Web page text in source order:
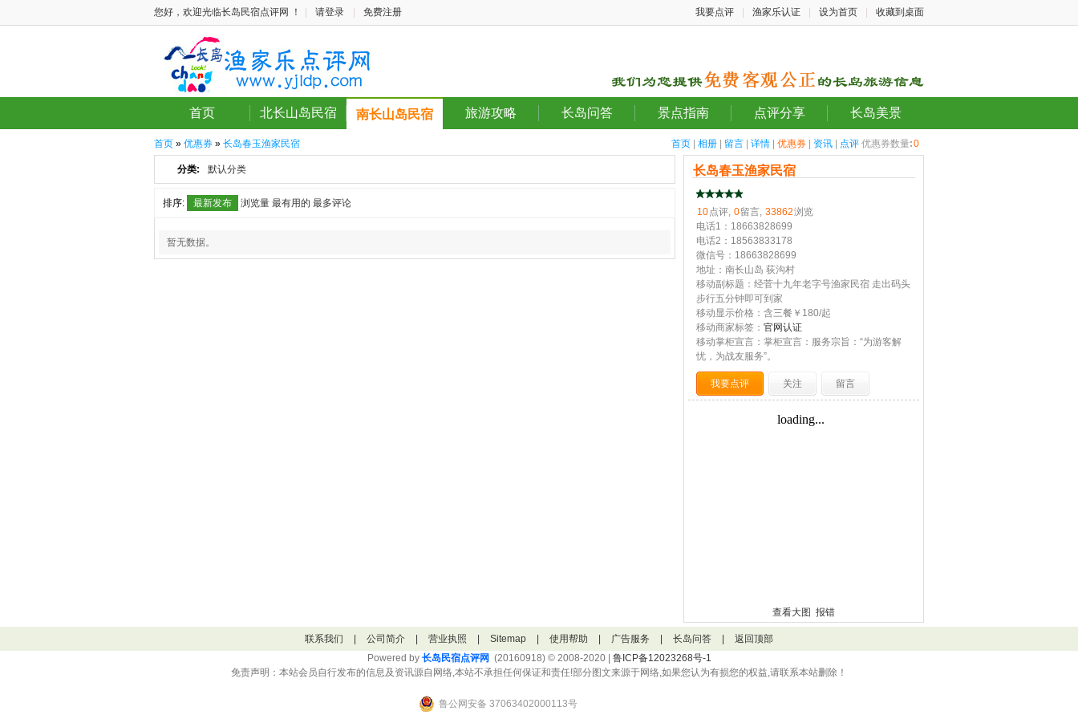
您好，欢迎光临长岛民宿点评网 ！ 请登录 免费注册 我要点评 渔家乐认证 设为首页 收藏到桌面
首页 北长山岛民宿 南长山岛民宿 旅游攻略 长岛问答 景点指南 点评分享 长岛美景
首页 相册 留言 详情 优惠券 资讯 点评 优惠券数量:0
首页 » 优惠券 » 长岛春玉渔家民宿
分类: 默认分类
排序: 最新发布 浏览量 最有用的 最多评论
暂无数据。
长岛春玉渔家民宿
10点评, 0留言, 33862浏览
电话1：18663828699
电话2：18563833178
微信号：18663828699
地址：南长山岛 荻沟村
移动副标题：经菅十九年老字号渔家民宿 走出码头
步行五分钟即可到家
移动显示价格：含三餐￥180/起
移动商家标签： 官网认证
移动掌柜宣言：掌柜宣言：服务宗旨：“为游客解
忧，为战友服务”。
我要点评 关注 留言
查看大图 报错
联系我们 公司简介 营业执照 Sitemap 使用帮助 广告服务 长岛问答
返回顶部
Powered by 长岛民宿点评网 (20160918) © 2008-2020 | 鲁ICP备12023268号-1
免责声明：本站会员自行发布的信息及资讯源自网络,本站不承担任何保证和责任!部分图文来源于网络,如果您认为有损您的权益,请联系本站删除！
鲁公网安备 37063402000113号